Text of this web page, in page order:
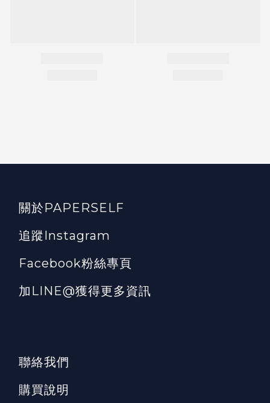
關於PAPERSELF
追蹤Instagram
Facebook粉絲專頁
加LINE@獲得更多資訊
聯絡我們
購買說明